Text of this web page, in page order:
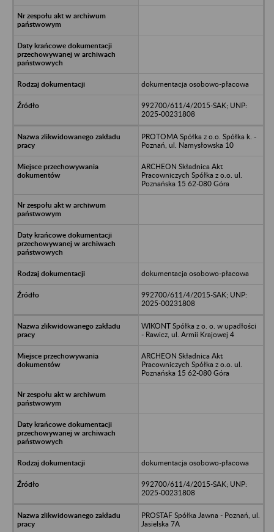
dokumentacja osobowo-płacowa
992700/611/4/2015-SAK; UNP:
2025-00231808
PROTOMA Spółka z o.o. Spółka k. -
Poznań, ul. Namysłowska 10
ARCHEON Składnica Akt
Pracowniczych Spółka z o.o. ul.
Poznańska 15 62-080 Góra
dokumentacja osobowo-płacowa
992700/611/4/2015-SAK; UNP:
2025-00231808
WIKONT Spółka z o. o. w upadłości
- Rawicz, ul. Armii Krajowej 4
ARCHEON Składnica Akt
Pracowniczych Spółka z o.o. ul.
Poznańska 15 62-080 Góra
dokumentacja osobowo-płacowa
992700/611/4/2015-SAK; UNP:
2025-00231808
PROSTAF Spółka Jawna - Poznań, ul.
Jasielska 7A